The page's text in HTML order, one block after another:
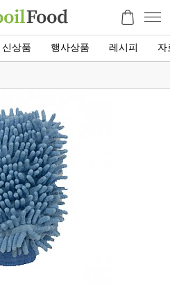
신상품 행사상품 레시피 자